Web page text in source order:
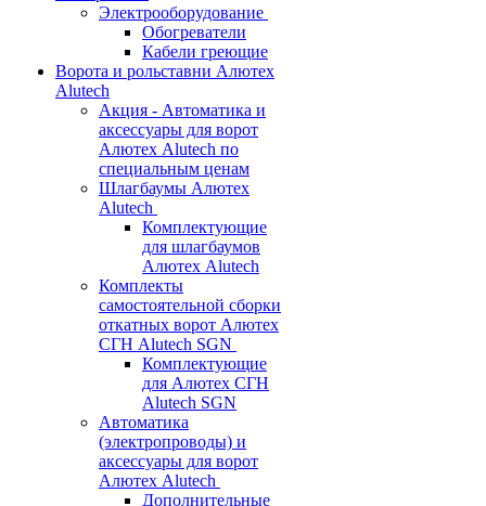
Электрооборудование
Обогреватели
Кабели греющие
Ворота и рольставни Алютех
Alutech
Акция - Автоматика и
аксессуары для ворот
Алютех Alutech по
специальным ценам
Шлагбаумы Алютех
Alutech
Комплектующие
для шлагбаумов
Алютех Alutech
Комплекты
самостоятельной сборки
откатных ворот Алютех
СГН Alutech SGN
Комплектующие
для Алютех СГН
Alutech SGN
Автоматика
(электропроводы) и
аксессуары для ворот
Алютех Alutech
Дополнительные